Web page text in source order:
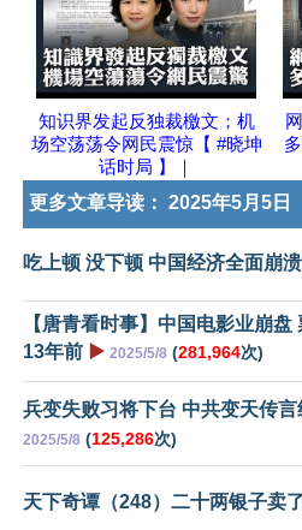
知识界发起反独裁檄文；机
场空荡荡令网民震惊【 #晓坤
话时局 】｜
更多文章导读： 2025年5月5日
吃上顿 没下顿 中国经济全面崩溃
【唐青看时事】中国电影业崩盘
13年前 ▶️ 2025/5/8 (281,964次)
兵变失败习将下台 中共变天传言
2025/5/8 (125,286次)
天下奇谭（248）二十两银子卖